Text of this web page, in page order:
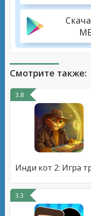
Смотрите также:
3.8
3.3